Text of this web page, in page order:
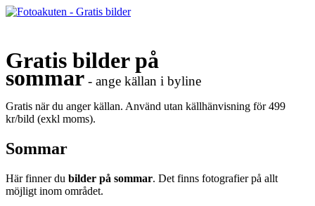
Gratis bilder på
sommar - ange källan i byline
Gratis när du anger källan. Använd utan källhänvisning för 499
kr/bild (exkl moms).
Sommar
Här finner du bilder på sommar. Det finns fotografier på allt
möjligt inom området.